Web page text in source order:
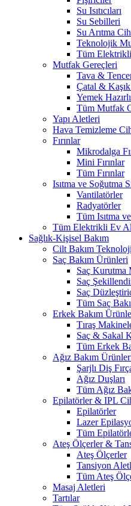
Su Isıtıcıları
Su Sebilleri
Su Arıtma
Teknolojik
Tüm
Mutfak Gereçleri
Tava &
Çatal &
Yemek
Tüm Mutfak
Yapı Aletleri
Hava Temizleme
Fırınlar
Mikrodalga
Mini Fırınlar
Tüm Fırınlar
Isıtma ve Soğutma
Vantilatörler
Radyatörler
Tüm Isıtma
Tüm Elektrikli Ev
Sağlık-Kişisel Bakım
Cilt Bakım
Saç Bakım Ürünleri
Saç Kurutma
Saç
Saç
Tüm Saç
Erkek Bakım
Tıraş
Saç & Sakal
Tüm Erkek
Ağız Bakım
Şarjlı Diş
Ağız Duşları
Tüm Ağız
Epilatörler & IPL
Epilatörler
Lazer
Tüm
Ateş Ölçerler &
Ateş Ölçerler
Tansiyon
Tüm Ateş
Masaj Aletleri
Tartılar